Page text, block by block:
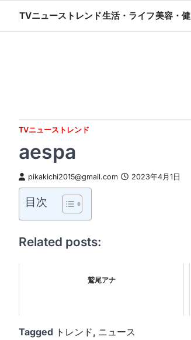
content
TVニューストレンド生活・ライフ美容・
TVニューストレンド
aespa
pikakichi2015@gmail.com 2023年4月1日
目次
Related posts:
鷲尾アナ
Tagged トレンド, ニュース